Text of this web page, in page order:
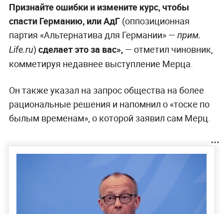
Признайте ошибки и измените курс, чтобы
спасти Германию, или АдГ (оппозиционная
партия «Альтернатива для Германии» — прим.
Life.ru) сделает это за вас», — отметил чиновник,
комметируя недавнее выступление Мерца.
Он также указал на запрос общества на более
рациональные решения и напомнил о «тоске по
былым временам», о которой заявил сам Мерц.